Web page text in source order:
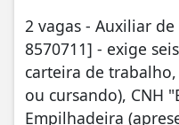
2 vagas - Auxiliar
8570711] - exige
carteira de
ou cursando), CNH
Empilhadeira